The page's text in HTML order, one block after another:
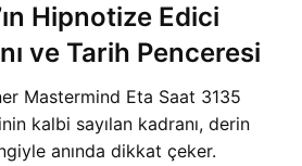
Hipnotize Edici
ve Tarih Penceresi
Mastermind Eta Saat 3135
kalbi sayılan kadranı, derin
anında dikkat çeker.